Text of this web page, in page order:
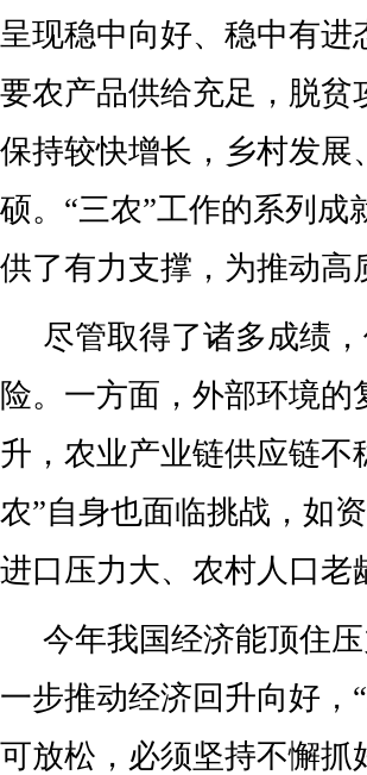
呈现稳中向好、稳中有
要农产品供给充足，脱
保持较快增长，乡村发
硕。“三农”工作的系列
供了有力支撑，为推动
尽管取得了诸多成绩
险。一方面，外部环境
升，农业产业链供应链不
农”自身也面临挑战，如
进口压力大、农村人口老
今年我国经济能顶住
一步推动经济回升向好，
可放松，必须坚持不懈抓